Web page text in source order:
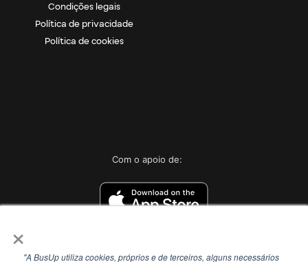
×
"A BusUp utiliza cookies, próprios e de terceiros, alguns necessários
Condições legais
Política de privacidade
Política de cookies
Com o apoio de: